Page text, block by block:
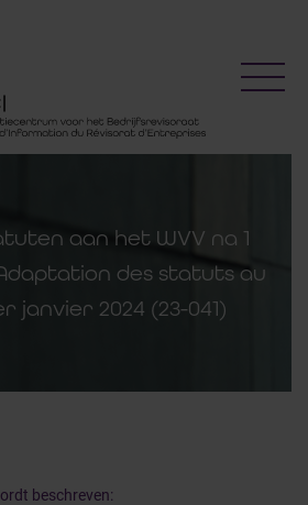
aan het WVV na 1
des statuts au
janvier 2024 (23-041)
beschreven: